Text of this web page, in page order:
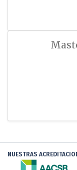
NUESTRAS